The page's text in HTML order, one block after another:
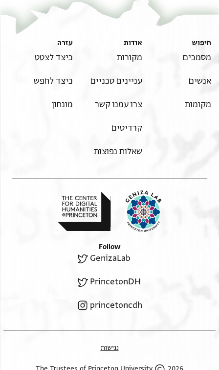
חיפוש
מסמכים
אנשים
מקומות
אודות
מקורות
עניינים טכניים
צרו עמנו קשר
קרדיטים
שאלות נפוצות
עזרה
כיצד לצטט
כיצד לחפש
מונחון
Follow
GenizaLab
PrincetonDH
princetoncdh
נגישות